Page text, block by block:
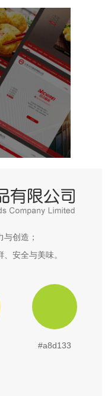
创造；
安全与美味。
#a8d133